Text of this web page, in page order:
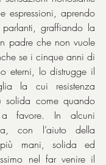
espressioni, aprendo
graffiando la
padre che non vuole
se i cinque anni di
eterni, lo distrugge il
la cui resistenza
solida come quando
a favore. In alcuni
con l’aiuto della
mani, solida ed
nel far venire il